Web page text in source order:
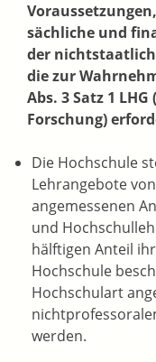
sächliche und
der
die zur
Abs. 3 Satz 1
Forschung)
Die Hochschule
Lehrangebote
angemessenen
und
hälftigen Anteil
Hochschule
Hochschulart
werden.